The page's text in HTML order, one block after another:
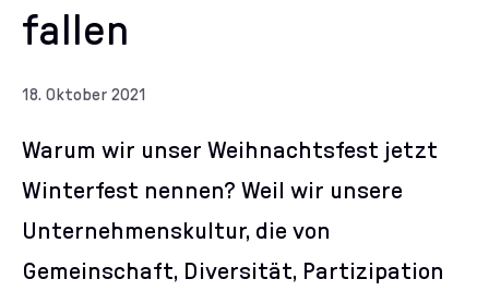
fallen
18. Oktober 2021
Warum wir unser Weihnachtsfest jetzt
Winterfest nennen? Weil wir unsere
Unternehmenskultur, die von
Gemeinschaft, Diversität, Partizipation